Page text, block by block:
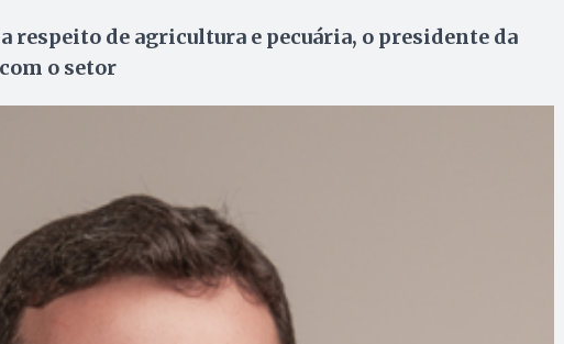
respeito de agricultura e pecuária, o presidente da
o setor